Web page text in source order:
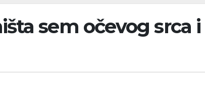
sem očevog srca